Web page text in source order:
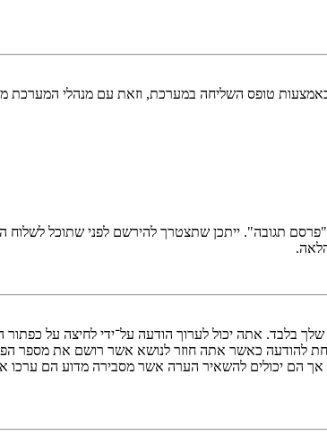
טופס השליחה במערכת, וזאת עם מנהלי המערכת
תגובה". ייתכן שתצטרך להירשם לפני שתוכל לשלוח
בלבד. אתה יכול לערוך הודעה על־ידי לחיצה על
להודעה כאשר אתה חוזר לנושא אשר רושם את מספר
הם יכולים להשאיר הערה אשר מסבירה מדוע הם ערכו